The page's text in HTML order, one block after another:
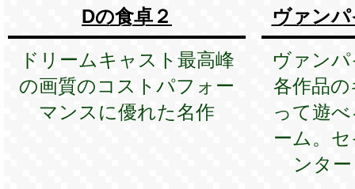
Dの食卓２
ドリームキャスト最高峰
の画質のコストパフォー
マンスに優れた名作
ヴァン
ヴァン
各作品
って遊
ーム。
ンタ